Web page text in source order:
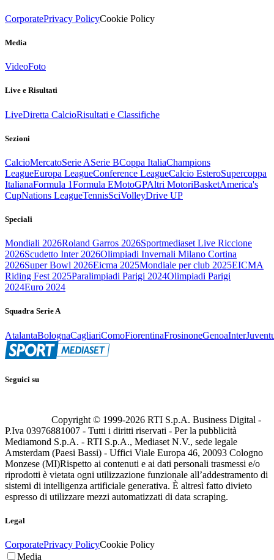
CorporatePrivacy PolicyCookie Policy
Media
VideoFoto
Live e Risultati
LiveDiretta CalcioRisultati e Classifiche
Sezioni
CalcioMercatoSerie ASerie BCoppa ItaliaChampions
LeagueEuropa LeagueConference LeagueCalcio EsteroSupercoppa
ItalianaFormula 1Formula EMotoGPAltri MotoriBasketAmerica's
CupNations LeagueTennisSciVolleyDrive UP
Speciali
Mondiali 2026Roland Garros 2026Sportmediaset Live Riccione
2026Scudetto Inter 2026Olimpiadi Invernali Milano Cortina
2026Super Bowl 2026Eicma 2025Mondiale per club 2025EICMA
Riding Fest 2025Paralimpiadi Parigi 2024Olimpiadi Parigi
2024Euro 2024
Squadra Serie A
AtalantaBolognaCagliariComoFiorentinaFrosinoneGenoaInter
Seguici su
Copyright © 1999-2026 RTI S.p.A. Business Digital -
P.Iva 03976881007 - Tutti i diritti riservati - Per la pubblicità
Mediamond S.p.A. - RTI S.p.A., Mediaset N.V., sede legale
Amsterdam (Paesi Bassi) - Uffici Viale Europa 46, 20093 Cologno
Monzese (MI)Rispetto ai contenuti e ai dati personali trasmessi e/o
riprodotti è vietata ogni utilizzazione funzionale all’addestramento di
sistemi di intelligenza artificiale generativa. È altresì fatto divieto
espresso di utilizzare mezzi automatizzati di data scraping.
Legal
CorporatePrivacy PolicyCookie Policy
Media